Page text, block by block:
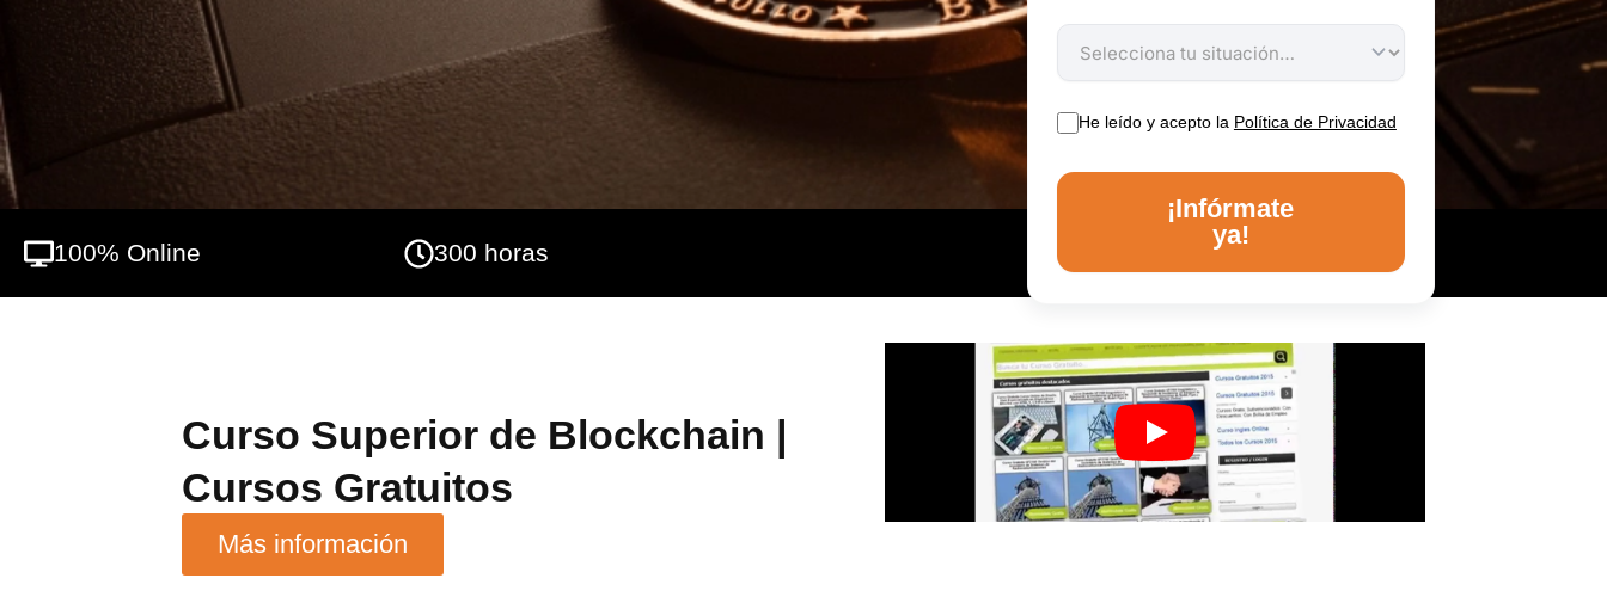
para implementar soluciones innovadoras en diversos sectores. La demanda de profesionales
capacitados en blockchain está en constante crecimiento; formarte en esta área te posiciona a la
vanguardia del mercado laboral, preparándote para ser un líder en la transformación digital que
está redefiniendo cómo interactuamos con el mundo.
He leído y acepto la Política de Privacidad
¡Infórmate
ya!
100% Online 300 horas
Curso Superior de Blockchain |
Cursos Gratuitos
Más información